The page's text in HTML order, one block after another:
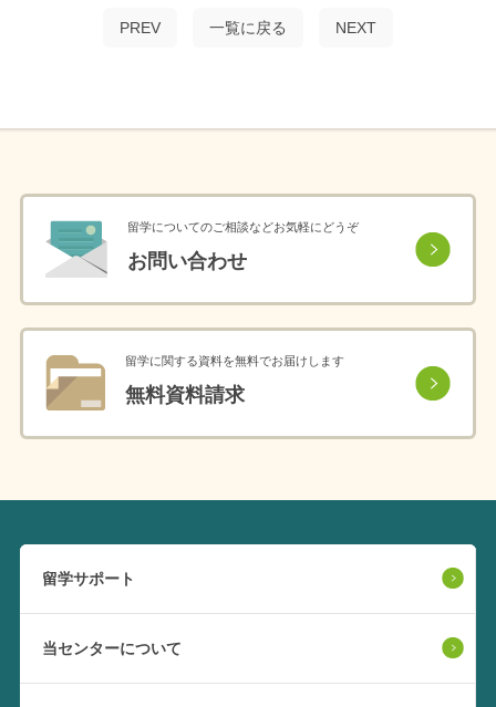
PREV 一覧に戻る NEXT
留学についてのご相談などお気軽にどうぞ
お問い合わせ
留学に関する資料を無料でお届けします
無料資料請求
留学サポート
当センターについて